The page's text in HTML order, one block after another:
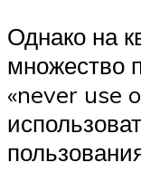
Однако на
множество
«never use